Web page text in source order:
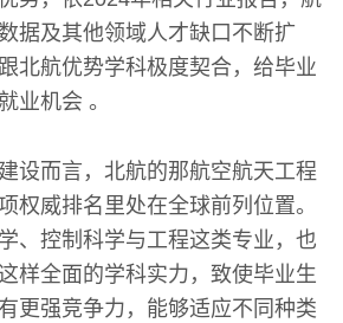
据及其他领域人才缺口不断扩
北航优势学科极度契合，给毕业
业机会 。
设而言，北航的那航空航天工程
权威排名里处在全球前列位置。
、控制科学与工程这类专业，也
样全面的学科实力，致使毕业生
更强竞争力，能够适应不同种类